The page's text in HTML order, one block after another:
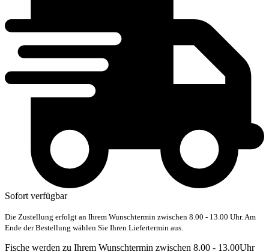
Sofort verfügbar
Die Zustellung erfolgt an Ihrem Wunschtermin zwischen 8.00 - 13.00 Uhr. Am
Ende der Bestellung wählen Sie Ihren Liefertermin aus.
Fische werden zu Ihrem Wunschtermin zwischen 8.00 - 13.00Uhr